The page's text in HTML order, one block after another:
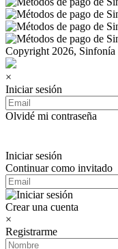
Copyright 2026, Sinfonía
×
Iniciar sesión
Olvidé mi contraseña
Iniciar sesión
Continuar como invitado
Crear una cuenta
×
Registrarme